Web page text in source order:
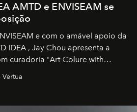
AMTD e ENVISEAM se
e com o amável apoio da
IDEA , Jay Chou apresenta a
curadoria "Art Colure with